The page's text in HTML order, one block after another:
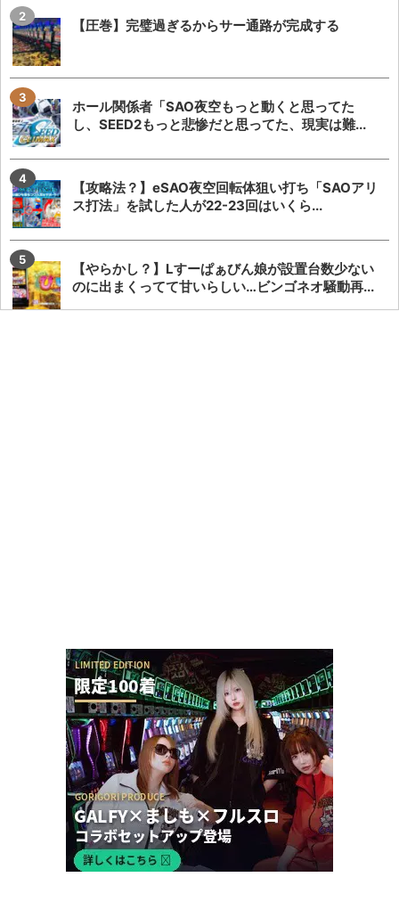
【圧巻】完璧過ぎるからサー通路が完成する
ホール関係者「SAO夜空もっと動くと思ってた
し、SEED2もっと悲惨だと思ってた、現実は難...
【攻略法？】eSAO夜空回転体狙い打ち「SAOアリ
ス打法」を試した人が22-23回はいくら...
【やらかし？】Lすーぱぁびん娘が設置台数少ない
のに出まくってて甘いらしい…ビンゴネオ騒動再...
ユニバが「次回」という意味深画像をアップ！バ
ジリスクシリーズくるか？